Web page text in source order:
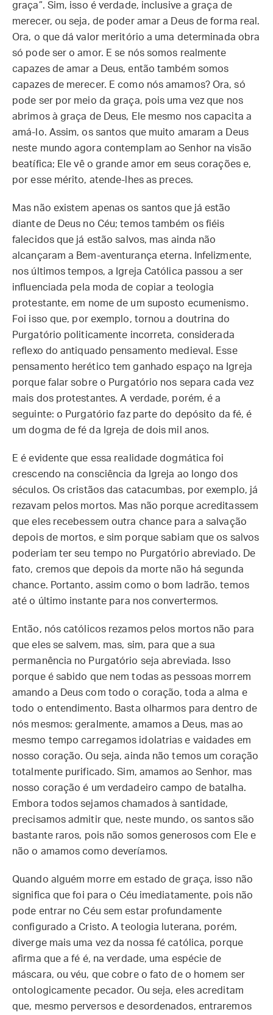
graça”. Sim, isso é verdade, inclusive a graça de
merecer, ou seja, de poder amar a Deus de forma real.
Ora, o que dá valor meritório a uma determinada obra
só pode ser o amor. E se nós somos realmente
capazes de amar a Deus, então também somos
capazes de merecer. E como nós amamos? Ora, só
pode ser por meio da graça, pois uma vez que nos
abrimos à graça de Deus, Ele mesmo nos capacita a
amá-lo. Assim, os santos que muito amaram a Deus
neste mundo agora contemplam ao Senhor na visão
beatífica; Ele vê o grande amor em seus corações e,
por esse mérito, atende-lhes as preces.
Mas não existem apenas os santos que já estão
diante de Deus no Céu; temos também os fiéis
falecidos que já estão salvos, mas ainda não
alcançaram a Bem-aventurança eterna. Infelizmente,
nos últimos tempos, a Igreja Católica passou a ser
influenciada pela moda de copiar a teologia
protestante, em nome de um suposto ecumenismo.
Foi isso que, por exemplo, tornou a doutrina do
Purgatório politicamente incorreta, considerada
reflexo do antiquado pensamento medieval. Esse
pensamento herético tem ganhado espaço na Igreja
porque falar sobre o Purgatório nos separa cada vez
mais dos protestantes. A verdade, porém, é a
seguinte: o Purgatório faz parte do depósito da fé, é
um dogma de fé da Igreja de dois mil anos.
E é evidente que essa realidade dogmática foi
crescendo na consciência da Igreja ao longo dos
séculos. Os cristãos das catacumbas, por exemplo, já
rezavam pelos mortos. Mas não porque acreditassem
que eles recebessem outra chance para a salvação
depois de mortos, e sim porque sabiam que os salvos
poderiam ter seu tempo no Purgatório abreviado. De
fato, cremos que depois da morte não há segunda
chance. Portanto, assim como o bom ladrão, temos
até o último instante para nos convertermos.
Então, nós católicos rezamos pelos mortos não para
que eles se salvem, mas, sim, para que a sua
permanência no Purgatório seja abreviada. Isso
porque é sabido que nem todas as pessoas morrem
amando a Deus com todo o coração, toda a alma e
todo o entendimento. Basta olharmos para dentro de
nós mesmos: geralmente, amamos a Deus, mas ao
mesmo tempo carregamos idolatrias e vaidades em
nosso coração. Ou seja, ainda não temos um coração
totalmente purificado. Sim, amamos ao Senhor, mas
nosso coração é um verdadeiro campo de batalha.
Embora todos sejamos chamados à santidade,
precisamos admitir que, neste mundo, os santos são
bastante raros, pois não somos generosos com Ele e
não o amamos como deveríamos.
Quando alguém morre em estado de graça, isso não
significa que foi para o Céu imediatamente, pois não
pode entrar no Céu sem estar profundamente
configurado a Cristo. A teologia luterana, porém,
diverge mais uma vez da nossa fé católica, porque
afirma que a fé é, na verdade, uma espécie de
máscara, ou véu, que cobre o fato de o homem ser
ontologicamente pecador. Ou seja, eles acreditam
que, mesmo perversos e desordenados, entraremos